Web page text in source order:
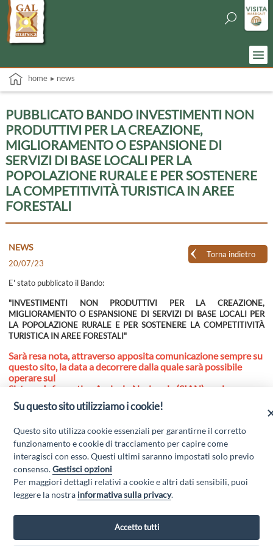
home ▸ news
PUBBLICATO BANDO INVESTIMENTI NON
PRODUTTIVI PER LA CREAZIONE,
MIGLIORAMENTO O ESPANSIONE DI
SERVIZI DI BASE LOCALI PER LA
POPOLAZIONE RURALE E PER SOSTENERE
LA COMPETITIVITÀ TURISTICA IN AREE
FORESTALI
Torna indietro
NEWS
20/07/23
E' stato pubblicato il Bando:
"INVESTIMENTI NON PRODUTTIVI PER LA CREAZIONE,
MIGLIORAMENTO O ESPANSIONE DI SERVIZI DI BASE LOCALI PER
LA POPOLAZIONE RURALE E PER SOSTENERE LA COMPETITIVITÀ
TURISTICA IN AREE FORESTALI"
Sarà resa nota, attraverso apposita comunicazione sempre su
questo sito, la data a decorrere dalla quale sarà possibile
operare sul
Sistema Informativo Agricolo Nazionale (SIAN) per la
compilazione e rilascio della domanda di sostegno.
Per tutte le informazioni e per scaricare gli avvisi entrare nella sezione
AVVISI E BANDIdel presente sito web.
Su questo sito utilizziamo i cookie!
Questo sito utilizza cookie essenziali per garantirne il corretto
funzionamento e cookie di tracciamento per capire come
interagisci con esso. Questi ultimi saranno impostati solo previo
consenso.Gestisci opzioni
Per maggiori dettagli relativi a cookie e altri dati sensibili, puoi
leggere la nostra informativa sulla privacy.
Accetto tutti